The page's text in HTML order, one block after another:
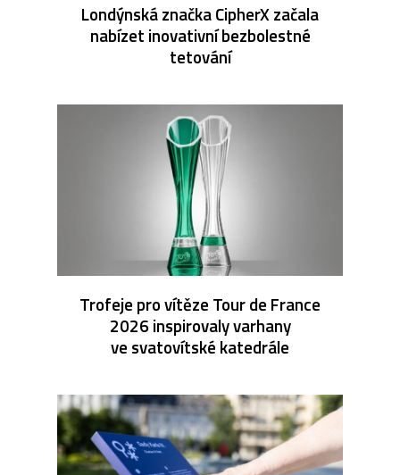
Londýnská značka CipherX začala
nabízet inovativní bezbolestné
tetování
Trofeje pro vítěze Tour de France
2026 inspirovaly varhany
ve svatovítské katedrále